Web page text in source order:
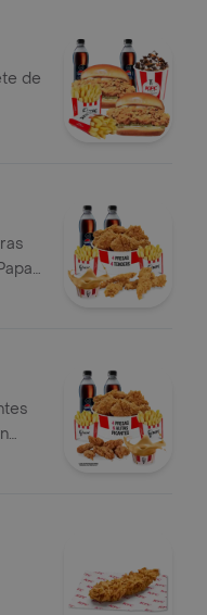
de
2
+ 2
2